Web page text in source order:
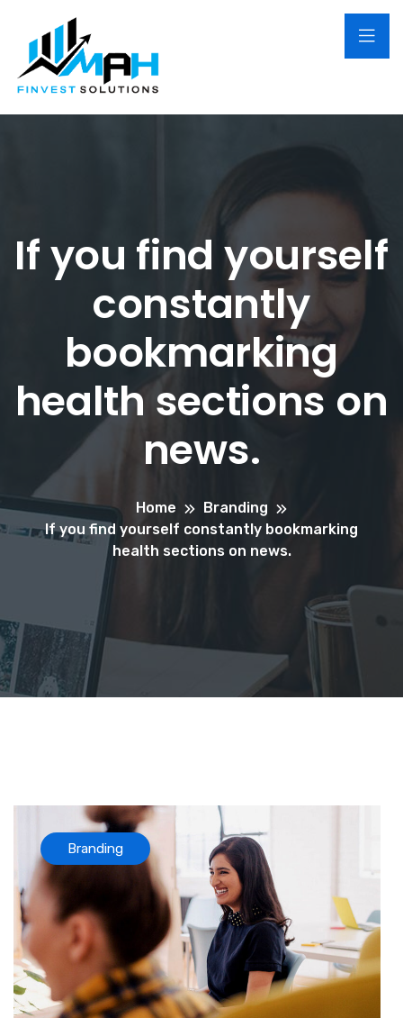
If you find yourself
constantly
bookmarking
health sections on
news.
Home
Branding
If you find yourself constantly bookmarking
health sections on news.
Branding